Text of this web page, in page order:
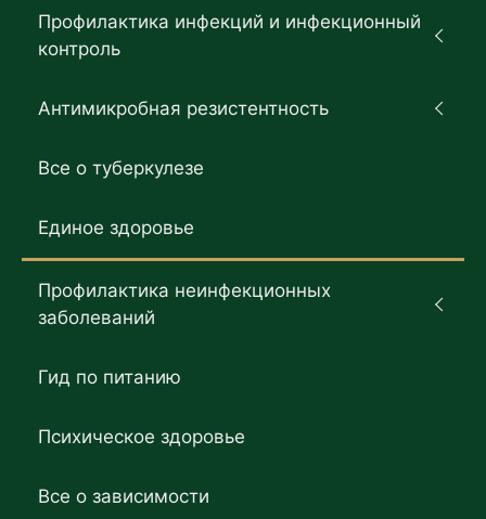
Профилактика инфекций и инфекционный
контроль
Антимикробная резистентность
Все о туберкулезе
Единое здоровье
Профилактика неинфекционных
заболеваний
Гид по питанию
Психическое здоровье
Все о зависимости